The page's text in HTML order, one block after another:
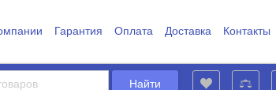
Гарантия Оплата Доставка Контакты